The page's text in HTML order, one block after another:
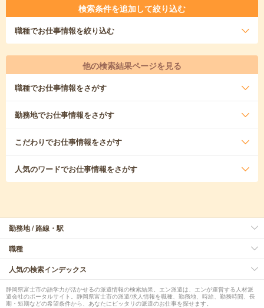
検索条件を追加して絞り込む
職種でお仕事情報を絞り込む
他の検索結果ページを見る
職種でお仕事情報をさがす
勤務地でお仕事情報をさがす
こだわりでお仕事情報をさがす
人気のワードでお仕事情報をさがす
勤務地 / 路線・駅
職種
人気の検索インデックス
静岡県富士市の語学力が活かせるの派遣情報の検索結果。エン派遣は、エンが運営する人材派
遣会社のポータルサイト。静岡県富士市の派遣/求人情報を職種、勤務地、時給、勤務時間、長
期・短期などの希望条件から、あなたにピッタリの派遣のお仕事を探せます。